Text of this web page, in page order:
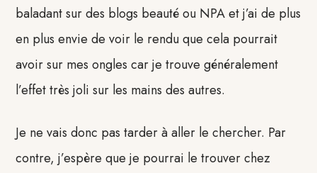
baladant sur des blogs beauté ou NPA et j’ai de plus
en plus envie de voir le rendu que cela pourrait
avoir sur mes ongles car je trouve généralement
l’effet très joli sur les mains des autres.
Je ne vais donc pas tarder à aller le chercher. Par
contre, j’espère que je pourrai le trouver chez